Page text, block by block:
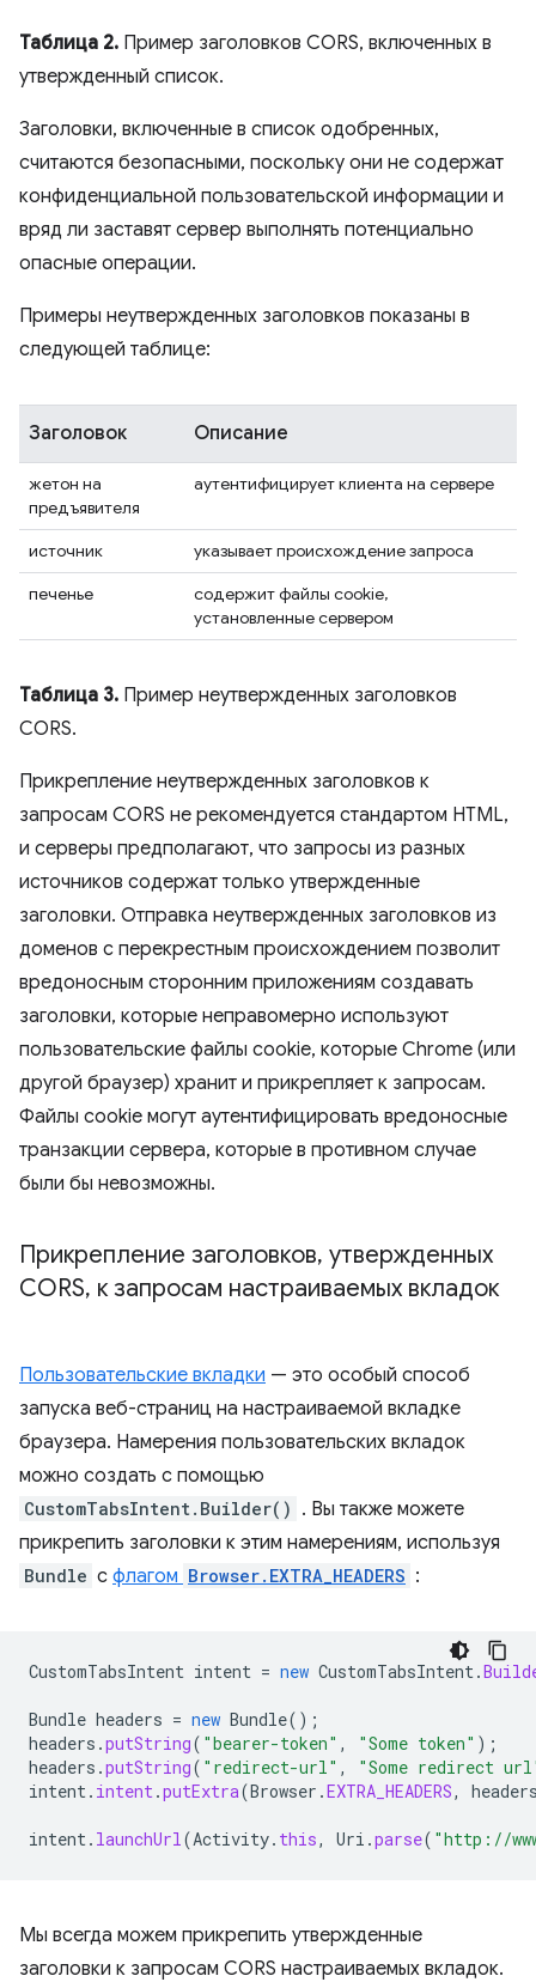
Таблица 2. Пример заголовков CORS, включенных в
утвержденный список.
Заголовки, включенные в список одобренных,
считаются безопасными, поскольку они не содержат
конфиденциальной пользовательской информации и
вряд ли заставят сервер выполнять потенциально
опасные операции.
Примеры неутвержденных заголовков показаны в
следующей таблице:
Заголовок Описание
жетон на
предъявителя
аутентифицирует клиента на сервере
источник
указывает происхождение запроса
печенье
содержит файлы cookie,
установленные сервером
Таблица 3. Пример неутвержденных заголовков
CORS.
Прикрепление неутвержденных заголовков к
запросам CORS не рекомендуется стандартом HTML,
и серверы предполагают, что запросы из разных
источников содержат только утвержденные
заголовки. Отправка неутвержденных заголовков из
доменов с перекрестным происхождением позволит
вредоносным сторонним приложениям создавать
заголовки, которые неправомерно используют
пользовательские файлы cookie, которые Chrome (или
другой браузер) хранит и прикрепляет к запросам.
Файлы cookie могут аутентифицировать вредоносные
транзакции сервера, которые в противном случае
были бы невозможны.
Прикрепление заголовков, утвержденных
CORS, к запросам настраиваемых вкладок
Пользовательские вкладки — это особый способ
запуска веб-страниц на настраиваемой вкладке
браузера. Намерения пользовательских вкладок
можно создать с помощью
CustomTabsIntent.Builder() . Вы также можете
прикрепить заголовки к этим намерениям, используя
Bundle с флагом Browser.EXTRA_HEADERS :
CustomTabsIntent intent = new CustomTabsIntent.
Bundle headers = new Bundle();
headers .putString( "bearer-token" , "Some token" );
headers .putString( "redirect-url" ,
"Some redirect
intent. intent.putExtra(Browser .EXTRA_HEADERS,
intent. launchUrl(Activity. this, Uri .parse( "http://
Мы всегда можем прикрепить утвержденные
заголовки к запросам CORS настраиваемых вкладок.